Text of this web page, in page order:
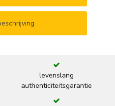
levenslang
authenticiteitsgarantie